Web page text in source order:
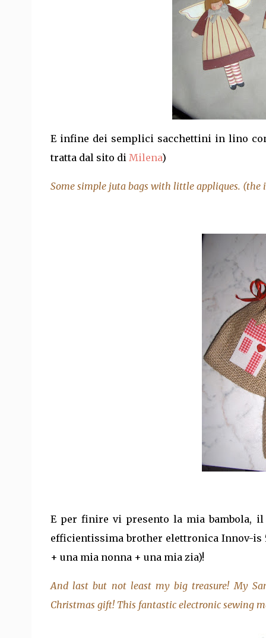
E infine dei semplici sacchettini in lino
tratta dal sito di Milena)
Some simple juta bags with little appliques. (the
E per finire vi presento la mia bambola, il
efficientissima brother elettronica Innov-is
+ una mia nonna + una mia zia)!
And last but not least my big treasure! My
Christmas gift! This fantastic electronic sewing